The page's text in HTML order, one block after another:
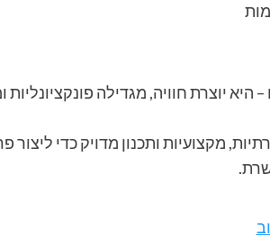
יוצרת חוויה, מגדילה
מקצועיות ותכנון מדויק כדי ליצור